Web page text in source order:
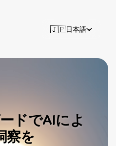
🇯🇵日本語
ドでAIによ
察を